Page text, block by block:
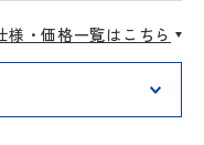
様・価格一覧はこちら